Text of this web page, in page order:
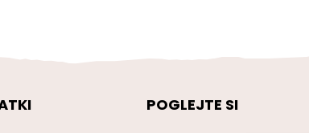
POGLEJTE SI